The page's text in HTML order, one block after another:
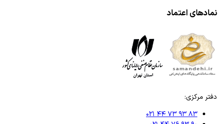
نمادهای اعتماد
دفتر مرکزی:
۰۲۱ ۴۴ ۷۳ ۹۳ ۸۳